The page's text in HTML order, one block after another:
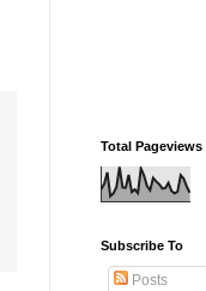
Total Pageviews
Subscribe To
Posts